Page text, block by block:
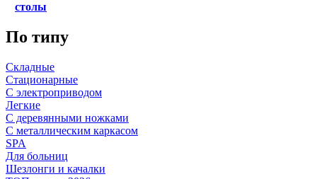
столы
По типу
Складные
Стационарные
С электроприводом
Легкие
С деревянными ножками
С металлическим каркасом
SPA
Для больниц
Шезлонги и качалки